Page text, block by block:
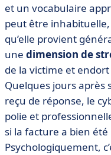
et un vocabulaire
peut être
qu’elle provient
une dimension de
de la victime et
Quelques jours après
reçu de réponse, le
polie et
si la facture a bien
Psychologiquement,